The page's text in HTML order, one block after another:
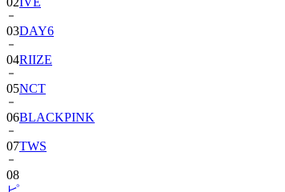
04RIIZE
05NCT
06BLACKPINK
07TWS
08
ピ
ョ